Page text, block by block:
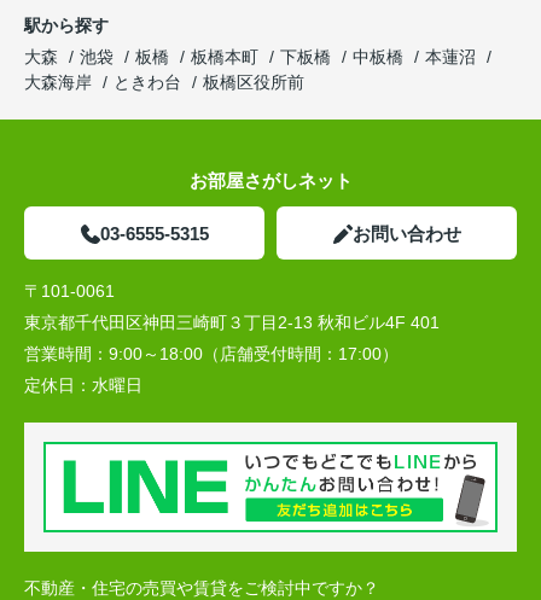
駅から探す
大森
池袋 板橋 板橋本町 下板橋 中板橋
本蓮沼
大森海岸
ときわ台 板橋区役所前
お部屋さがしネット
03-6555-5315 お問い合わせ
〒101-0061
東京都千代田区神田三崎町３丁目2-13 秋和ビル4F 401
営業時間： 9:00～18:00（店舗受付時間：17:00）
定休日： 水曜日
不動産・住宅の売買や賃貸をご検討中ですか？